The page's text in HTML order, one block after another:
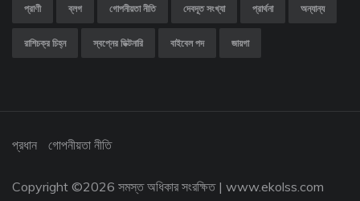
প্রাণী ব্লগ গোপনীয়তা নীতি দেবদূত সংখ্যা প্রার্থনা অন্যান্য
রাশিচক্র চিহ্ন স্বপ্নের ডিক্টনারি বাইবেল পদ জায়গা
প্রধান গোপনীয়তা নীতি
Copyright ©2026 সমস্ত অধিকার সংরক্ষিত | www.ekolss.com